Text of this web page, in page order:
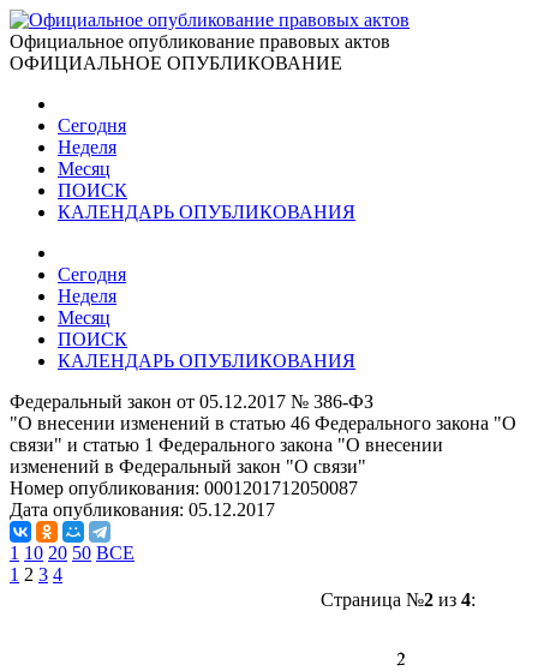
Официальное опубликование правовых актов
ОФИЦИАЛЬНОЕ ОПУБЛИКОВАНИЕ
Сегодня
Неделя
Месяц
ПОИСК
КАЛЕНДАРЬ ОПУБЛИКОВАНИЯ
Сегодня
Неделя
Месяц
ПОИСК
КАЛЕНДАРЬ ОПУБЛИКОВАНИЯ
Федеральный закон от 05.12.2017 № 386-ФЗ
"О внесении изменений в статью 46 Федерального закона "О
связи" и статью 1 Федерального закона "О внесении
изменений в Федеральный закон "О связи"
Номер опубликования: 0001201712050087
Дата опубликования: 05.12.2017
1 10 20 50 ВСЕ
1 2 3 4
Страница №2из 4: